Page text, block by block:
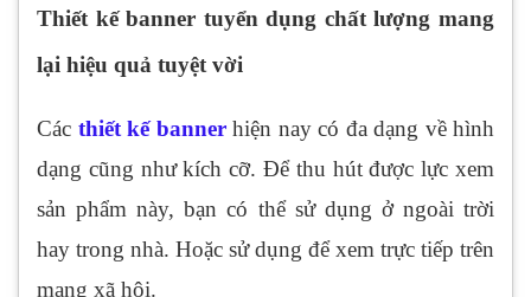
Thiết kế banner tuyển dụng chất lượng mang
lại hiệu quả tuyệt vời
Các thiết kế bannerhiện nay có đa dạng về hình
dạng cũng như kích cỡ. Để thu hút được lực xem
sản phẩm này, bạn có thể sử dụng ở ngoài trời
hay trong nhà. Hoặc sử dụng để xem trực tiếp trên
mạng xã hội.